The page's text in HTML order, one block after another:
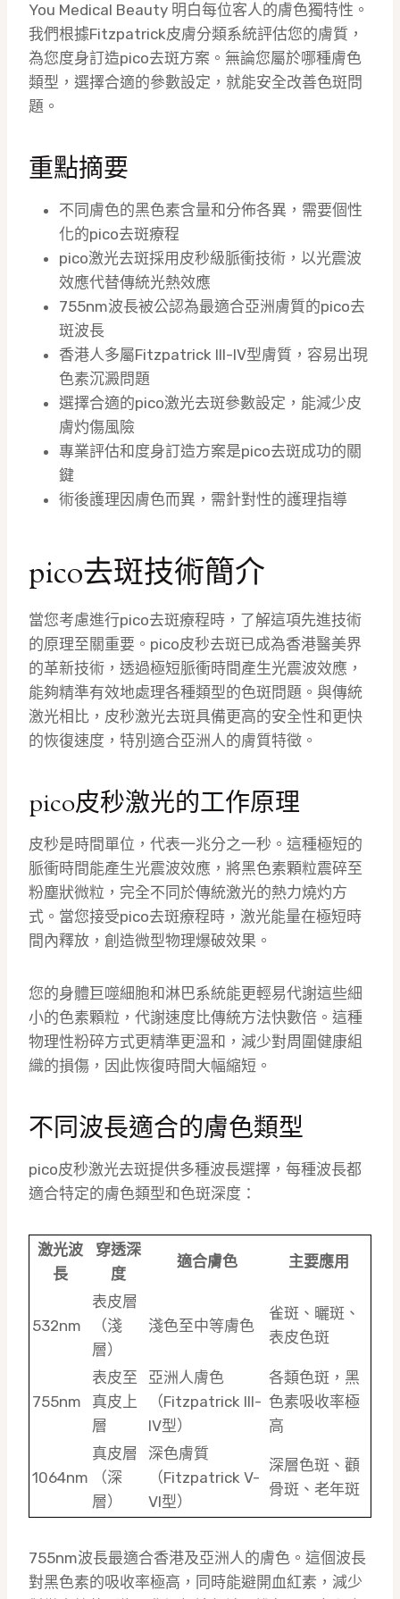
You Medical Beauty 明白每位客人的膚色獨特性。
我們根據Fitzpatrick皮膚分類系統評估您的膚質，
為您度身訂造pico去斑方案。無論您屬於哪種膚色
類型，選擇合適的參數設定，就能安全改善色斑問
題。
重點摘要
不同膚色的黑色素含量和分佈各異，需要個性
化的pico去斑療程
pico激光去斑採用皮秒級脈衝技術，以光震波
效應代替傳統光熱效應
755nm波長被公認為最適合亞洲膚質的pico去
斑波長
香港人多屬Fitzpatrick III-IV型膚質，容易出現
色素沉澱問題
選擇合適的pico激光去斑參數設定，能減少皮
膚灼傷風險
專業評估和度身訂造方案是pico去斑成功的關
鍵
術後護理因膚色而異，需針對性的護理指導
pico去斑技術簡介
當您考慮進行pico去斑療程時，了解這項先進技術
的原理至關重要。pico皮秒去斑已成為香港醫美界
的革新技術，透過極短脈衝時間產生光震波效應，
能夠精準有效地處理各種類型的色斑問題。與傳統
激光相比，皮秒激光去斑具備更高的安全性和更快
的恢復速度，特別適合亞洲人的膚質特徵。
pico皮秒激光的工作原理
皮秒是時間單位，代表一兆分之一秒。這種極短的
脈衝時間能產生光震波效應，將黑色素顆粒震碎至
粉塵狀微粒，完全不同於傳統激光的熱力燒灼方
式。當您接受pico去斑療程時，激光能量在極短時
間內釋放，創造微型物理爆破效果。
您的身體巨噬細胞和淋巴系統能更輕易代謝這些細
小的色素顆粒，代謝速度比傳統方法快數倍。這種
物理性粉碎方式更精準更溫和，減少對周圍健康組
織的損傷，因此恢復時間大幅縮短。
不同波長適合的膚色類型
pico皮秒激光去斑提供多種波長選擇，每種波長都
適合特定的膚色類型和色斑深度：
激光波
長
穿透深
度
適合膚色 主要應用
532nm
表皮層
（淺
層）
淺色至中等膚色
雀斑、曬斑、
表皮色斑
755nm
表皮至
真皮上
層
亞洲人膚色
（Fitzpatrick III-
IV型）
各類色斑，黑
色素吸收率極
高
1064nm
真皮層
（深
層）
深色膚質
（Fitzpatrick V-
VI型）
深層色斑、顴
骨斑、老年斑
755nm波長最適合香港及亞洲人的膚色。這個波長
對黑色素的吸收率極高，同時能避開血紅素，減少